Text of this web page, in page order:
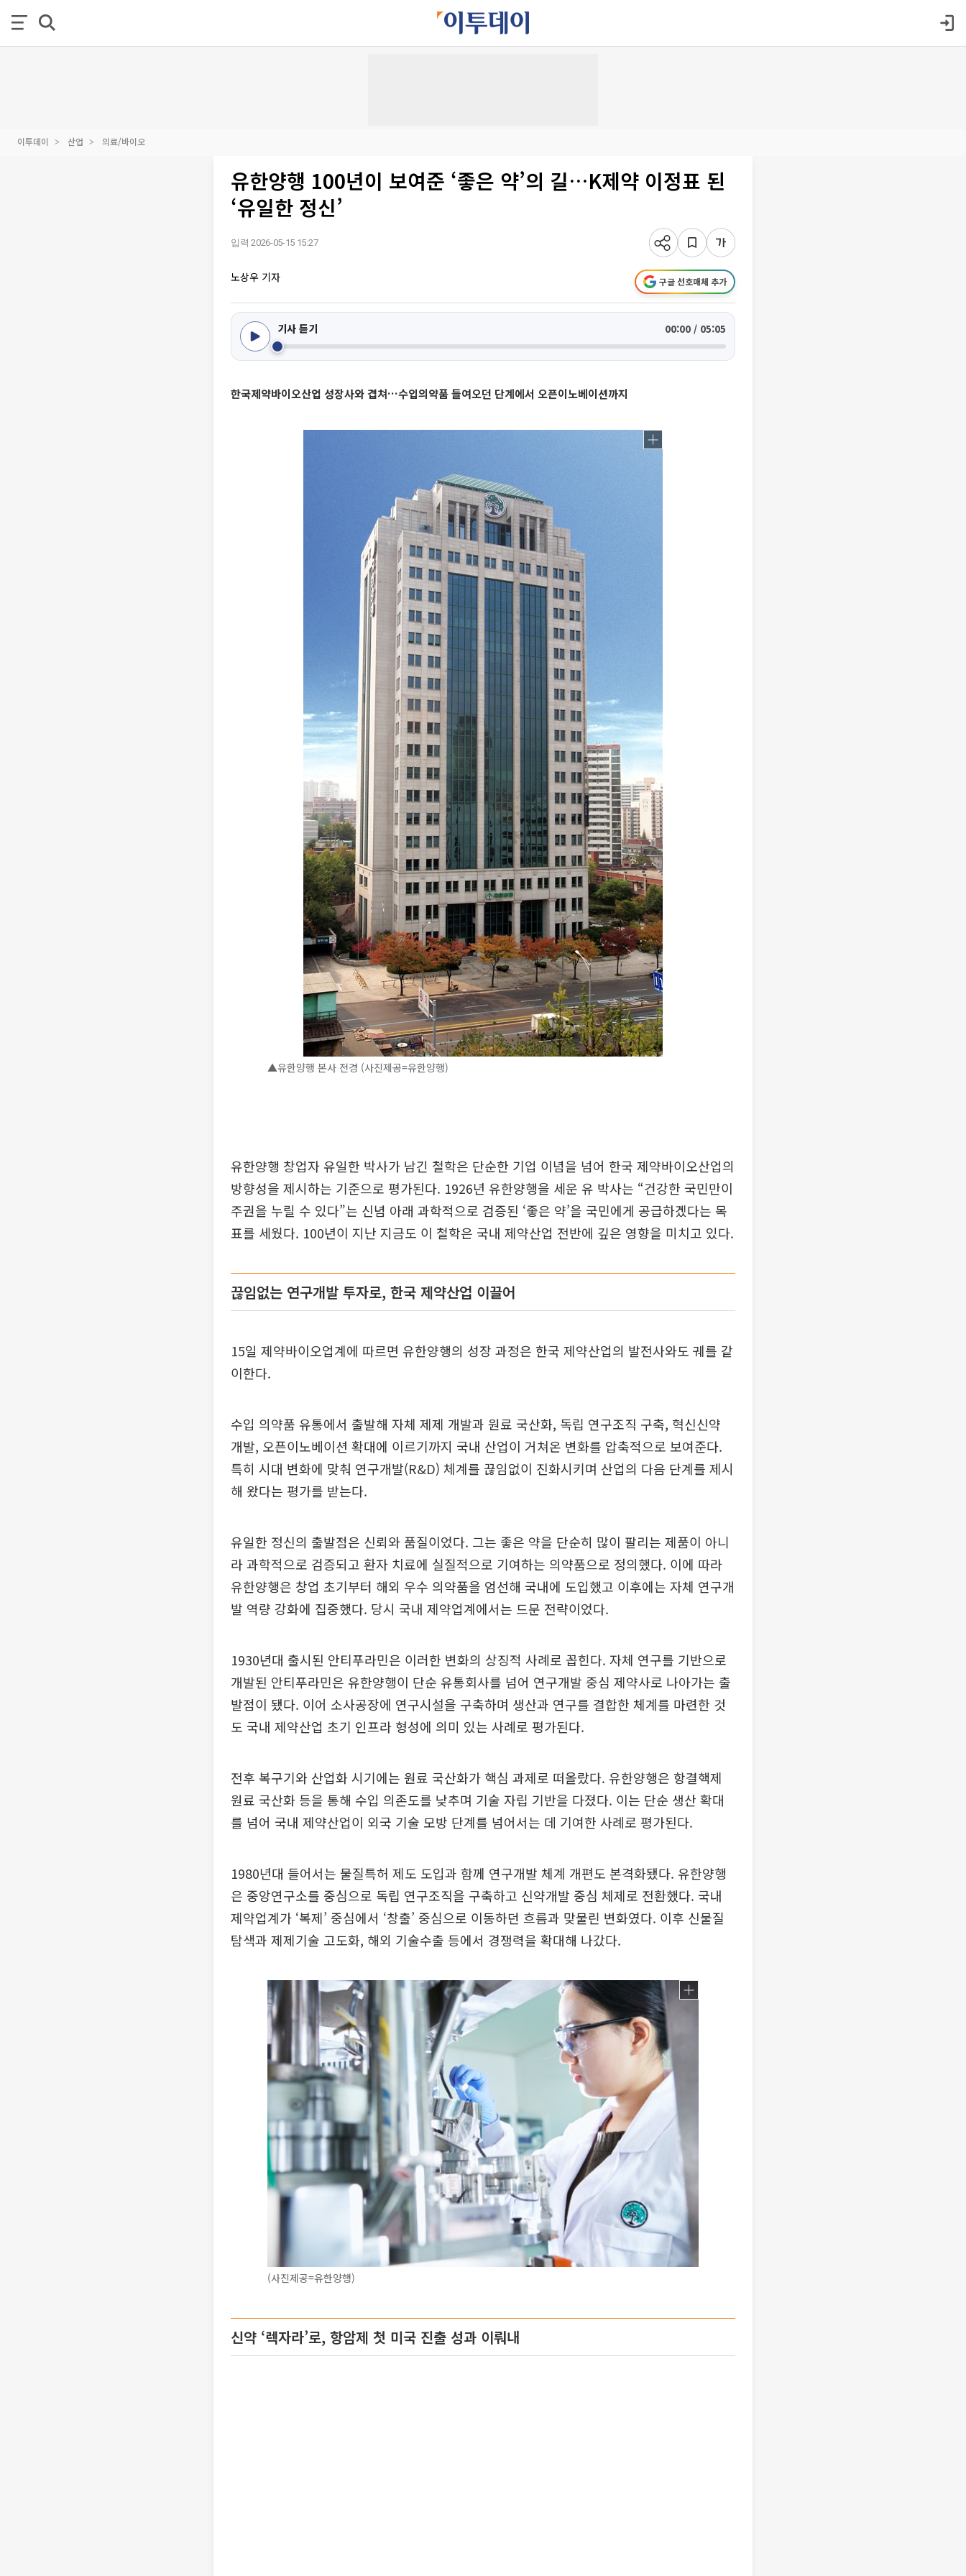
이투데이 산업 의료/바이오
유한양행 100년이 보여준 ‘좋은 약’의 길…K제약 이정표 된
‘유일한 정신’
입력 2026-05-15 15:27
노상우 기자 구글 선호매체 추가
기사 듣기 00:00 / 05:05
한국제약바이오산업 성장사와 겹쳐…수입의약품 들여오던 단계에서 오픈이노베이션까지
▲유한양행 본사 전경 (사진제공=유한양행)
유한양행 창업자 유일한 박사가 남긴 철학은 단순한 기업 이념을 넘어 한국 제약바이오산업의
방향성을 제시하는 기준으로 평가된다. 1926년 유한양행을 세운 유 박사는 “건강한 국민만이
주권을 누릴 수 있다”는 신념 아래 과학적으로 검증된 ‘좋은 약’을 국민에게 공급하겠다는 목
표를 세웠다. 100년이 지난 지금도 이 철학은 국내 제약산업 전반에 깊은 영향을 미치고 있다.
끊임없는 연구개발 투자로, 한국 제약산업 이끌어
15일 제약바이오업계에 따르면 유한양행의 성장 과정은 한국 제약산업의 발전사와도 궤를 같
이한다.
수입 의약품 유통에서 출발해 자체 제제 개발과 원료 국산화, 독립 연구조직 구축, 혁신신약
개발, 오픈이노베이션 확대에 이르기까지 국내 산업이 거쳐온 변화를 압축적으로 보여준다.
특히 시대 변화에 맞춰 연구개발(R&D) 체계를 끊임없이 진화시키며 산업의 다음 단계를 제시
해 왔다는 평가를 받는다.
유일한 정신의 출발점은 신뢰와 품질이었다. 그는 좋은 약을 단순히 많이 팔리는 제품이 아니
라 과학적으로 검증되고 환자 치료에 실질적으로 기여하는 의약품으로 정의했다. 이에 따라
유한양행은 창업 초기부터 해외 우수 의약품을 엄선해 국내에 도입했고 이후에는 자체 연구개
발 역량 강화에 집중했다. 당시 국내 제약업계에서는 드문 전략이었다.
1930년대 출시된 안티푸라민은 이러한 변화의 상징적 사례로 꼽힌다. 자체 연구를 기반으로
개발된 안티푸라민은 유한양행이 단순 유통회사를 넘어 연구개발 중심 제약사로 나아가는 출
발점이 됐다. 이어 소사공장에 연구시설을 구축하며 생산과 연구를 결합한 체계를 마련한 것
도 국내 제약산업 초기 인프라 형성에 의미 있는 사례로 평가된다.
전후 복구기와 산업화 시기에는 원료 국산화가 핵심 과제로 떠올랐다. 유한양행은 항결핵제
원료 국산화 등을 통해 수입 의존도를 낮추며 기술 자립 기반을 다졌다. 이는 단순 생산 확대
를 넘어 국내 제약산업이 외국 기술 모방 단계를 넘어서는 데 기여한 사례로 평가된다.
1980년대 들어서는 물질특허 제도 도입과 함께 연구개발 체계 개편도 본격화됐다. 유한양행
은 중앙연구소를 중심으로 독립 연구조직을 구축하고 신약개발 중심 체제로 전환했다. 국내
제약업계가 ‘복제’ 중심에서 ‘창출’ 중심으로 이동하던 흐름과 맞물린 변화였다. 이후 신물질
탐색과 제제기술 고도화, 해외 기술수출 등에서 경쟁력을 확대해 나갔다.
(사진제공=유한양행)
신약 ‘렉자라’로, 항암제 첫 미국 진출 성과 이뤄내